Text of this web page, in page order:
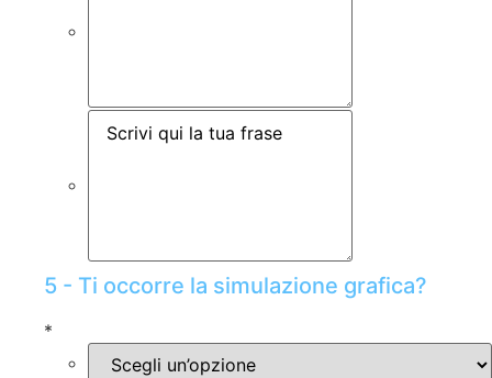
5 - Ti occorre la simulazione grafica?
*